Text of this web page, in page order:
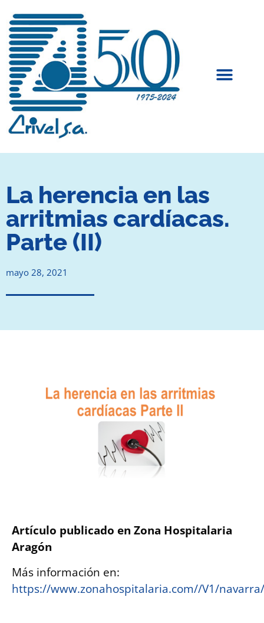
La herencia en las
arritmias cardíacas.
Parte (II)
mayo 28, 2021
Artículo publicado en Zona Hospitalaria
Aragón
Más información en:
https://www.zonahospitalaria.com//V1/